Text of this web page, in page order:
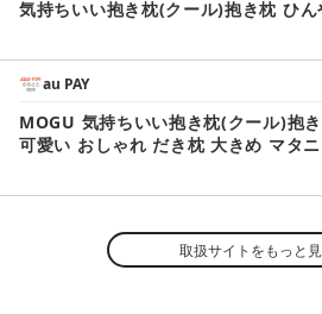
気持ちいい抱き枕(クール)抱き枕 ひ
au PAY
MOGU 気持ちいい抱き枕(クール)抱
可愛い おしゃれ だき枕 大きめ マタ
い ロング 洗える 横向き 妊婦 夏 妊
ギフト 男性 女性 三木市 おすすめ 人
取扱サイトをもっと